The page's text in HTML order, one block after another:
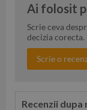
Ai folosit
Scrie ceva
decizia corecta.
Scrie o
Recenzii dupa